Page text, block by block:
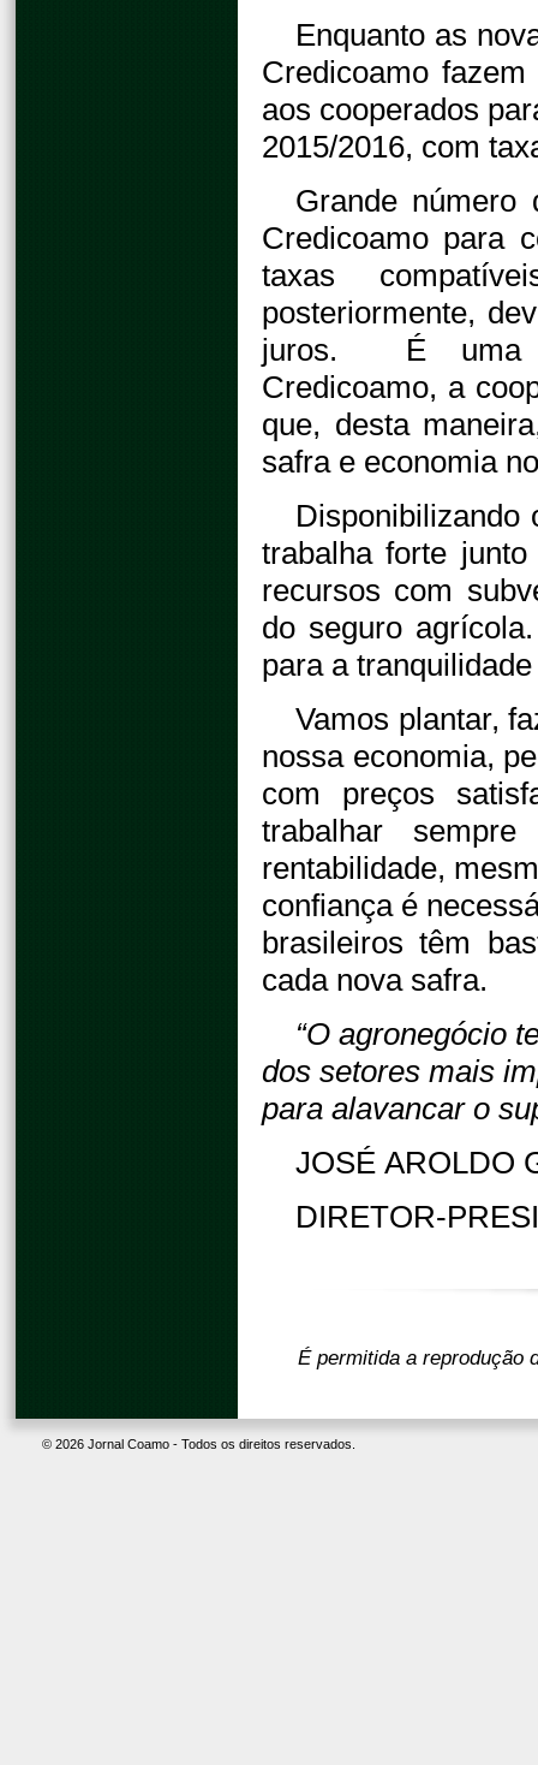
Enquanto as
Credicoamo
aos cooperados
2015/2016, com
Grande número
Credicoamo para
taxas
posteriormente,
juros. É uma
Credicoamo, a
que, desta
safra e economia
Disponibilizando
trabalha forte
recursos com
do seguro
para a
Vamos plantar,
nossa economia,
com preços
trabalhar
rentabilidade,
confiança é
brasileiros têm
cada nova safra.
“O agronegócio
dos setores mais
para alavancar o
JOSÉ AROLDO
DIRETOR-
É permitida a reprodução
© 2026 Jornal Coamo - Todos os direitos reservados.